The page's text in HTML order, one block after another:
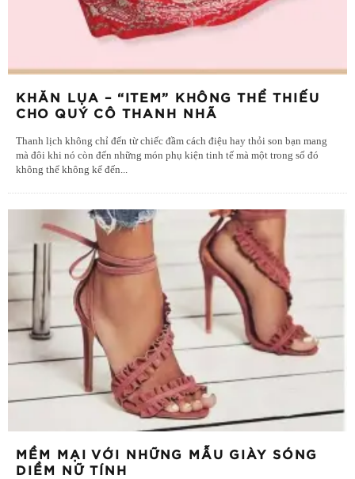
KHĂN LỤA – “ITEM” KHÔNG THỂ THIẾU
CHO QUÝ CÔ THANH NHÃ
Thanh lịch không chỉ đến từ chiếc đầm cách điệu hay thỏi son bạn mang
mà đôi khi nó còn đến những món phụ kiện tinh tế mà một trong số đó
không thể không kể đến...
MỀM MẠI VỚI NHỮNG MẪU GIÀY SÓNG
DIỀM NỮ TÍNH